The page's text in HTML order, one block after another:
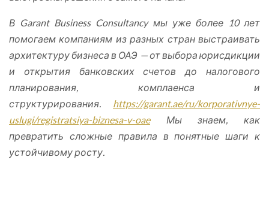
В Garant Business Consultancy мы уже более 10 лет
помогаем компаниям из разных стран выстраивать
архитектуру бизнеса в ОАЭ — от выбора юрисдикции
и открытия банковских счетов до налогового
планирования, комплаенса и
структурирования. https://garant.ae/ru/korporativnye-
uslugi/registratsiya-biznesa-v-oaeМы знаем, как
превратить сложные правила в понятные шаги к
устойчивому росту.